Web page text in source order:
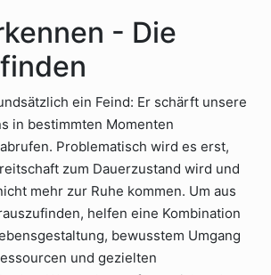
- Die
ein Feind: Er schärft unsere
in bestimmten Momenten
Problematisch wird es erst,
zum Dauerzustand wird und
mehr zur Ruhe kommen. Um aus
helfen eine Kombination
bewusstem Umgang
und gezielten